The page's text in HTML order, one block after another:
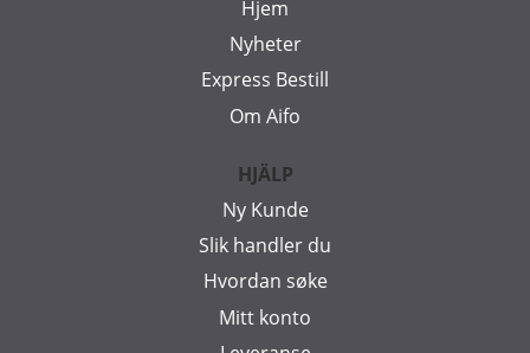
Hjem
Nyheter
Express Bestill
Om Aifo
HJÄLP
Ny Kunde
Slik handler du
Hvordan søke
Mitt konto